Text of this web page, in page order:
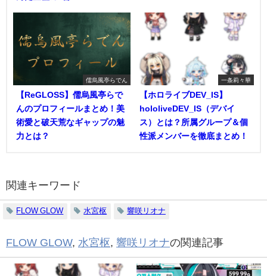
儒烏風亭らでん
【ReGLOSS】儒烏風亭らで
んのプロフィールまとめ！美
術愛と破天荒なギャップの魅
力とは？
一条莉々華
【ホロライブDEV_IS】
hololiveDEV_IS（デバイ
ス）とは？所属グループ＆個
性派メンバーを徹底まとめ！
関連キーワード
FLOW GLOW 水宮枢 響咲リオナ
FLOW GLOW, 水宮枢, 響咲リオナの関連記事